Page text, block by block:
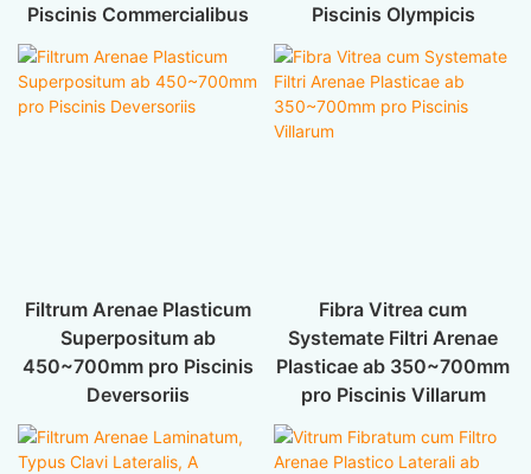
Piscinis Commercialibus
Piscinis Olympicis
Filtrum Arenae Plasticum
Superpositum ab
450~700mm pro Piscinis
Deversoriis
Fibra Vitrea cum
Systemate Filtri Arenae
Plasticae ab 350~700mm
pro Piscinis Villarum